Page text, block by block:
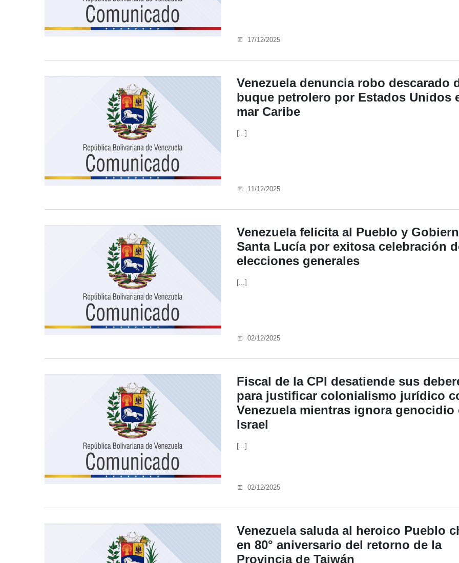
17/12/2025
Venezuela denuncia robo descarado
buque petrolero por Estados Unidos
mar Caribe
[...]
11/12/2025
Venezuela felicita al Pueblo y
Santa Lucía por exitosa celebración
elecciones generales
[...]
02/12/2025
Fiscal de la CPI desatiende sus
para justificar colonialismo jurídico
Venezuela mientras ignora genocidio
Israel
[...]
02/12/2025
Venezuela saluda al heroico Pueblo
en 80° aniversario del retorno de la
Provincia de Taiwán